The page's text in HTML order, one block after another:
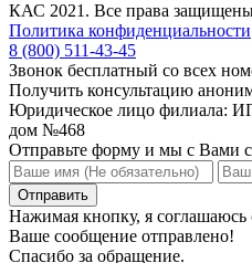
КАС 2021 . Все права
Политика конфиденциальности
8 (800) 511-43-45
Звонок бесплатный со всех
Получить консультацию
Юридическое лицо филиала:
дом №468
Отправьте форму и мы с Вами
Нажимая кнопку, я соглашаюсь
Ваше сообщение отправлено!
Спасибо за обращение.